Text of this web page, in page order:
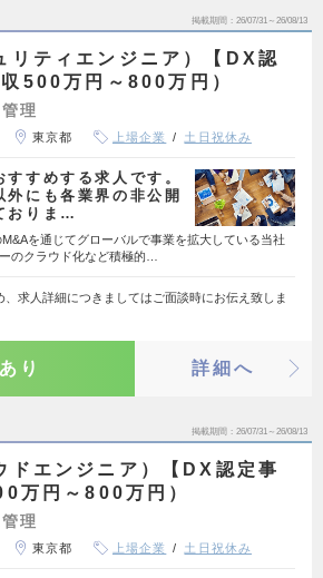
掲載期間 26/07/31～26/08/13
リティエンジニア）【DX認
500万円～800万円）
理
東京都 上場企業 土日祝休み
すめする求人です。
外にも各業界の非公開
おりま…
M&Aを通じてグローバルで事業を拡大している当社
のクラウド化など積極的…
、求人詳細につきましてはご面談時にお伝え致しま
り 詳細へ
掲載期間 26/07/31～26/08/13
ドエンジニア）【DX認定事
万円～800万円）
理
東京都 上場企業 土日祝休み